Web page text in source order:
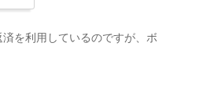
済を利用しているのですが、ボ